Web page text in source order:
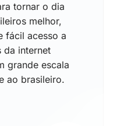
tornar o dia
melhor,
fácil acesso a
da internet
grande escala
ao brasileiro.